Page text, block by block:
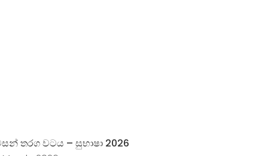
තරග වටය​​ – සුභාෂා 2026